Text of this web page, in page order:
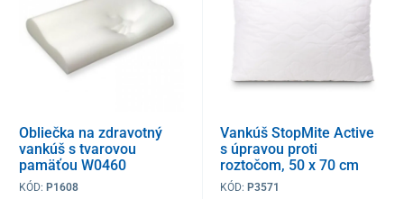
Obliečka na zdravotný
vankúš s tvarovou
pamäťou W0460
KÓD: P1608
Vankúš StopMite Active
s úpravou proti
roztočom, 50 x 70 cm
KÓD:P3571